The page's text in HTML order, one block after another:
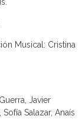
Musical: Cristina
Javier
Salazar, Anaís